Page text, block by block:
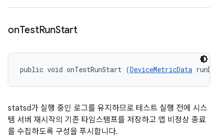
onTestRunStart
public void onTestRunStart (DeviceMetricData
statsd가 실행 중인 로그를 유지하므로 테스트 실행 전에 시스
템 서버 재시작의 기존 타임스탬프를 저장하고 앱 비정상 종료
를 수집하도록 구성을 푸시합니다.